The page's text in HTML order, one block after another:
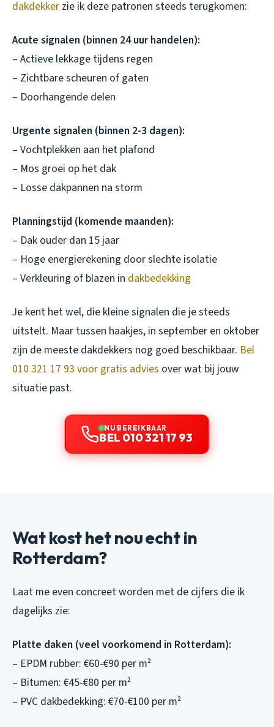
dakdekker zie ik deze patronen steeds terugkomen:
Acute signalen (binnen 24 uur handelen):
– Actieve lekkage tijdens regen
– Zichtbare scheuren of gaten
– Doorhangende delen
Urgente signalen (binnen 2-3 dagen):
– Vochtplekken aan het plafond
– Mos groei op het dak
– Losse dakpannen na storm
Planningstijd (komende maanden):
– Dak ouder dan 15 jaar
– Hoge energierekening door slechte isolatie
– Verkleuring of blazen in dakbedekking
Je kent het wel, die kleine signalen die je steeds
uitstelt. Maar tussen haakjes, in september en oktober
zijn de meeste dakdekkers nog goed beschikbaar. Bel
010 321 17 93 voor gratis advies over wat bij jouw
situatie past.
NU BEREIKBAAR
BEL 010 321 17 93
Wat kost het nou echt in
Rotterdam?
Laat me even concreet worden met de cijfers die ik
dagelijks zie:
Platte daken (veel voorkomend in Rotterdam):
– EPDM rubber: €60-€90 per m²
– Bitumen: €45-€80 per m²
– PVC dakbedekking: €70-€100 per m²